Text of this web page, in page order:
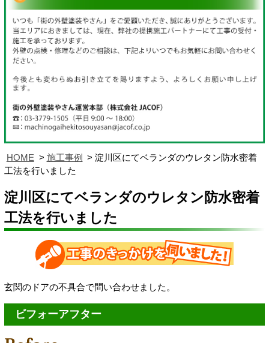
HOME 施工事例
淀川区にてベランダのウレタン防水密着
工法を行いました
淀川区にてベランダのウレタン防水密着
工法を行いました
玄関の ドアの不具合で問い合わせました。
ビフォーアフター